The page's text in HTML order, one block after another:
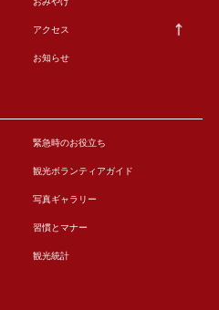
アクセス
お知らせ
緊急時のお役立ち
観光ボランティアガイド
写真ギャラリー
習慣とマナー
観光統計